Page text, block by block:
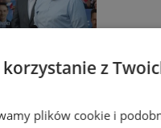
z
plików cookie i